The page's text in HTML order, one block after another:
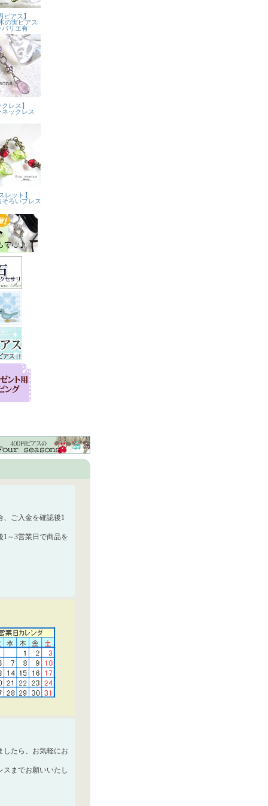
、ご入金を確認後1
～3営業日で商品を
したら、お気軽にお
スまでお願いいたし